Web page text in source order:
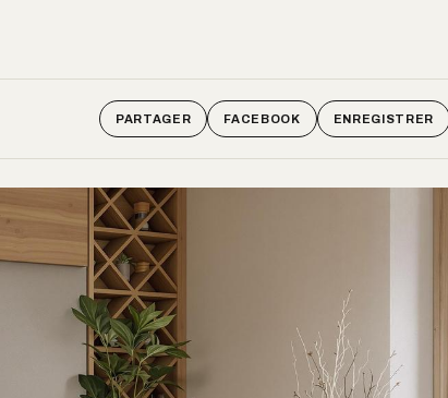
PARTAGER FACEBOOK ENREGISTRER